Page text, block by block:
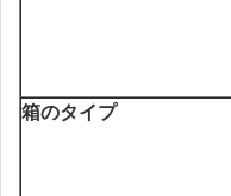
箱のタイプ